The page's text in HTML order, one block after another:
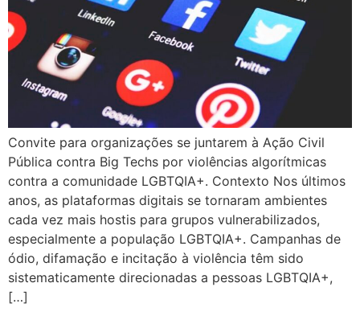
Convite para organizações se juntarem à Ação Civil
Pública contra Big Techs por violências algorítmicas
contra a comunidade LGBTQIA+. Contexto Nos últimos
anos, as plataformas digitais se tornaram ambientes
cada vez mais hostis para grupos vulnerabilizados,
especialmente a população LGBTQIA+. Campanhas de
ódio, difamação e incitação à violência têm sido
sistematicamente direcionadas a pessoas LGBTQIA+,
[…]